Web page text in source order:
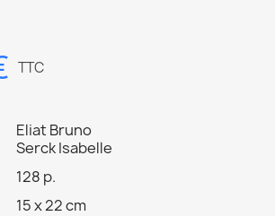
TTC
Eliat Bruno
Serck Isabelle
128 p.
15 x 22 cm